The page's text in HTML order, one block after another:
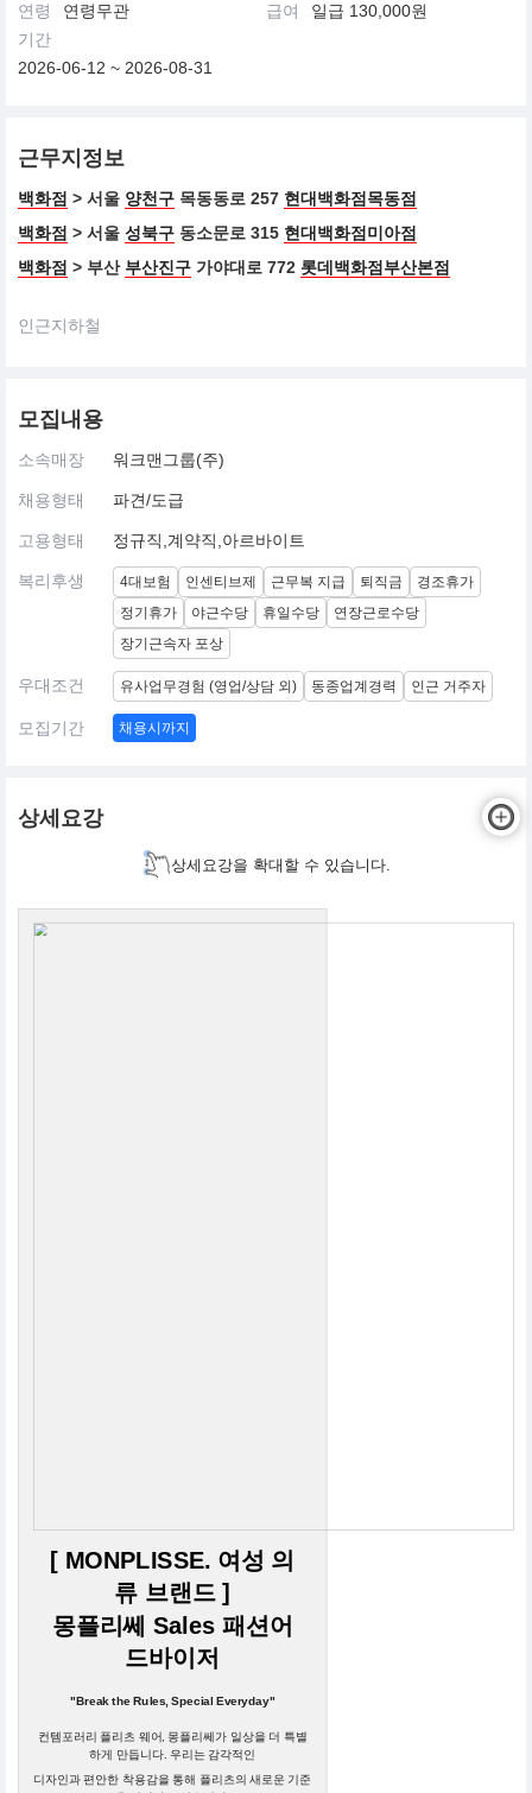
연령
연령무관 급여
일급 130,000원
기간
2026-06-12 ~ 2026-08-31
근무지정보
백화점 > 서울 양천구 목동동로 257 현대백화점목동점
백화점 > 서울 성북구 동소문로 315 현대백화점미아점
백화점 > 부산 부산진구 가야대로 772 롯데백화점부산본점
인근지하철
모집내용
소속매장 워크맨그룹(주)
채용형태 파견/도급
고용형태 정규직,계약직,아르바이트
복리후생 4대보험 인센티브제 근무복 지급 퇴직금
경조휴가
정기휴가
야근수당 휴일수당
연장근로수당
장기근속자 포상
우대조건 유사업무경험 (영업/상담 외) 동종업계경력 인근 거주자
모집기간 채용시까지
상세요강
상세요강을 확대할 수 있습니다.
[ MONPLISSE. 여성 의
류 브랜드 ]
몽플리쎄 Sales 패션어
드바이저
"Break the Rules, Special Everyday"
컨템포러리 플리츠 웨어, 몽플리쎄가 일상을 더 특별
하게 만듭니다. 우리는 감각적인
디자인과 편안한 착용감을 통해 플리츠의 새로운 기준